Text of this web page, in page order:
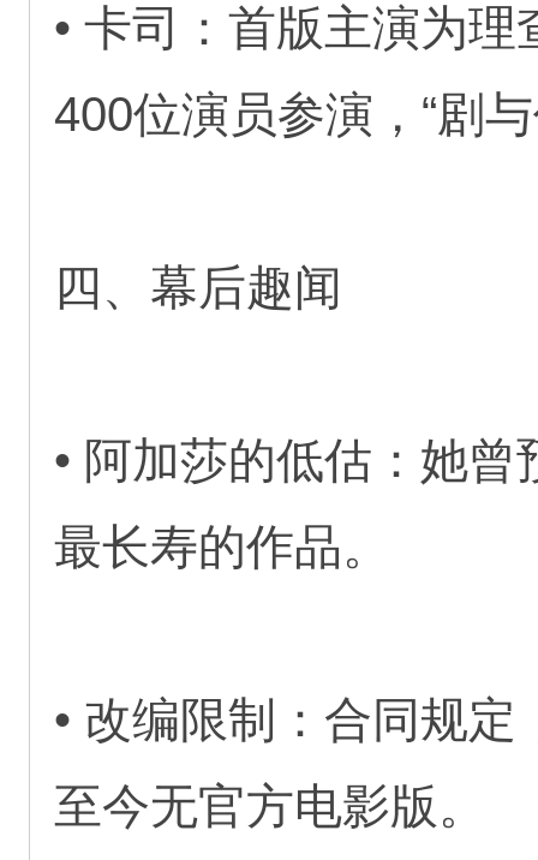
• 卡司：首版主演为理
400位演员参演，“剧
四、幕后趣闻
• 阿加莎的低估：她曾
最长寿的作品。
• 改编限制：合同规
至今无官方电影版。